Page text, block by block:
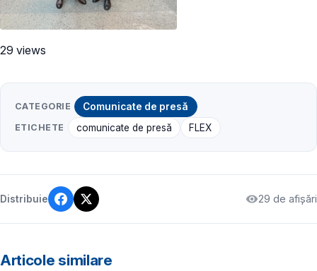
29 views
CATEGORIE Comunicate de presă
ETICHETE comunicate de presă FLEX
Distribuie 29 de afișări
Articole similare